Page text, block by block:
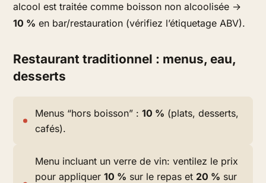
alcool est traitée comme boisson non alcoolisée →
10 % en bar/restauration (vérifiez l’étiquetage ABV).
Restaurant traditionnel : menus, eau,
desserts
Menus “hors boisson” :10 % (plats, desserts,
cafés).
Menu incluant un verre de vin: ventilez le prix
pour appliquer10 % sur le repas et 20 % sur